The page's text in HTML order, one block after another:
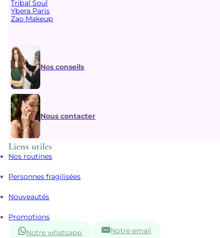
Tribal Soul
Ybera Paris
Zao Makeup
Nos conseils
Nous contacter
Liens utiles
Nos routines
Personnes fragilisées
Nouveautés
Promotions
Notre whatsapp
Notre email